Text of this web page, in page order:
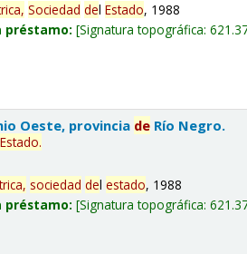
Sociedad delEstado, 1988
préstamo: Signatura topográfica:
Oeste, provincia de Río Negro.
Estado.
sociedad delestado, 1988
préstamo: Signatura topográfica: